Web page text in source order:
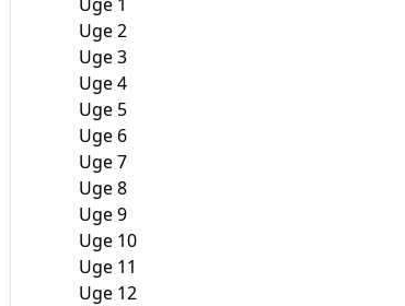
Uge 2
Uge 3
Uge 4
Uge 5
Uge 6
Uge 7
Uge 8
Uge 9
Uge 10
Uge 11
Uge 12